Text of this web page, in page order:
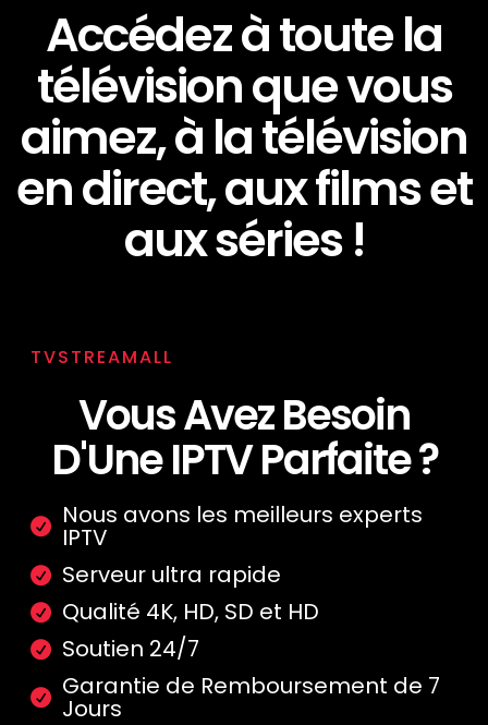
Accédez à toute la
télévision que vous
aimez, à la télévision
en direct, aux films et
aux séries !
TVSTREAMALL
Vous Avez Besoin
D'Une IPTV Parfaite ?
Nous avons les meilleurs experts
IPTV
Serveur ultra rapide
Qualité 4K, HD, SD et HD
Soutien 24/7​
Garantie de Remboursement de 7
Jours​